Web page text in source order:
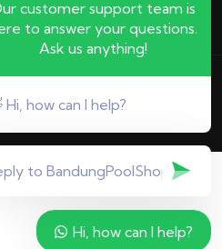
renang Terbaik
customer support team is
to answer your questions.
Ask us anything!
Hi, how can I help?
Hi, how can I help?